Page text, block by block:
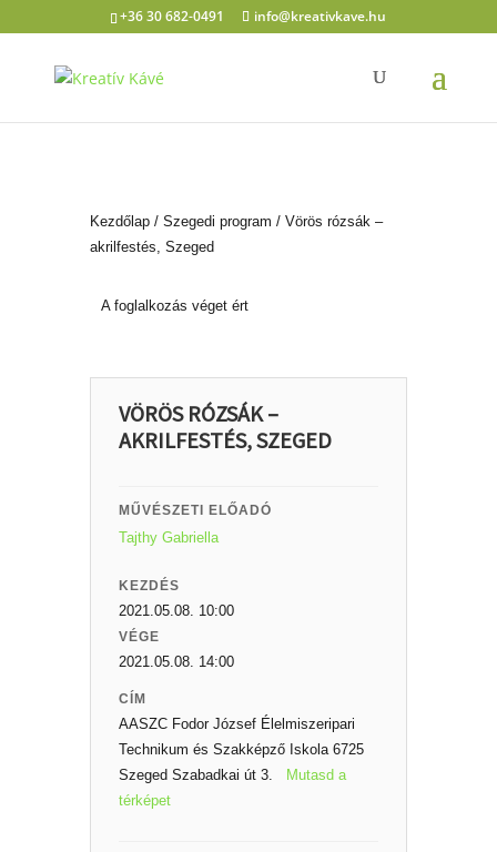
+36 30 682-0491 info@kreativkave.hu
Kezdőlap/ Szegedi program / Vörös rózsák –
akrilfestés, Szeged
A foglalkozás véget ért
VÖRÖS RÓZSÁK –
AKRILFESTÉS, SZEGED
MŰVÉSZETI ELŐADÓ
Tajthy Gabriella
KEZDÉS
2021.05.08. 10:00
VÉGE
2021.05.08. 14:00
CÍM
AASZC Fodor József Élelmiszeripari
Technikum és Szakképző Iskola 6725
Szeged Szabadkai út 3.
Mutasd a
térképet